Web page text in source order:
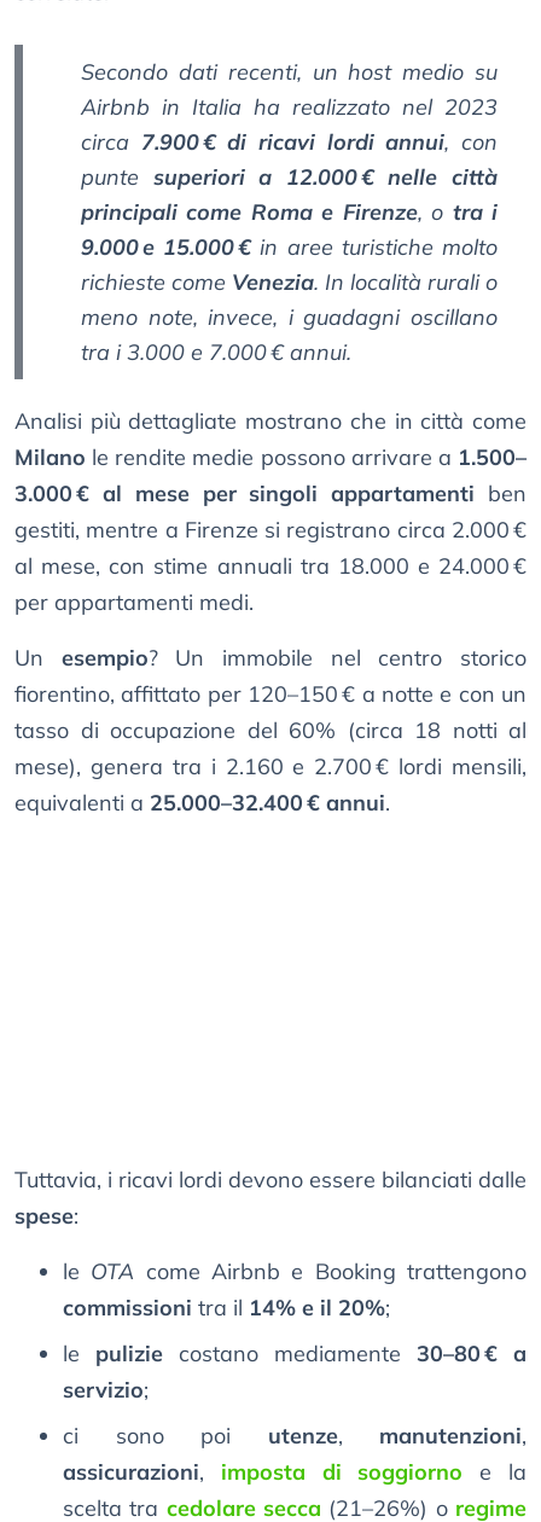
Secondo dati recenti, un host medio su
Airbnb in Italia ha realizzato nel 2023
circa 7.900 € di ricavi lordi annui, con
punte superiori a 12.000 € nelle città
principali come Roma e Firenze, o tra i
9.000 e 15.000 €in aree turistiche molto
richieste come Venezia. In località rurali o
meno note, invece, i guadagni oscillano
tra i 3.000 e 7.000 € annui.
Analisi più dettagliate mostrano che in città come
Milano le rendite medie possono arrivare a 1.500–
3.000 € al mese per singoli appartamenti ben
gestiti, mentre a Firenze si registrano circa 2.000 €
al mese, con stime annuali tra 18.000 e 24.000 €
per appartamenti medi.
Un esempio? Un immobile nel centro storico
fiorentino, affittato per 120–150 € a notte e con un
tasso di occupazione del 60% (circa 18 notti al
mese), genera tra i 2.160 e 2.700 € lordi mensili,
equivalenti a 25.000–32.400 € annui.
Tuttavia, i ricavi lordi devono essere bilanciati dalle
spese:
le OTA come Airbnb e Booking trattengono
commissioni tra il 14% e il 20%;
le pulizie costano mediamente 30–80 € a
servizio;
ci sono poi utenze, manutenzioni,
assicurazioni, imposta di soggiorno e la
scelta tra cedolare secca (21–26%) o regime